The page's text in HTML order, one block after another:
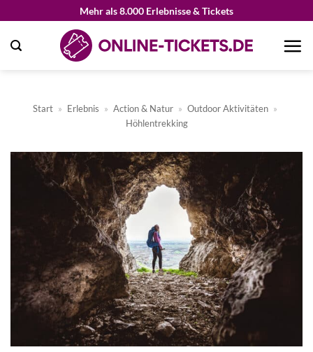
springen
Mehr als 8.000 Erlebnisse & Tickets
Start » Erlebnis » Action & Natur » Outdoor Aktivitäten »
Höhlentrekking